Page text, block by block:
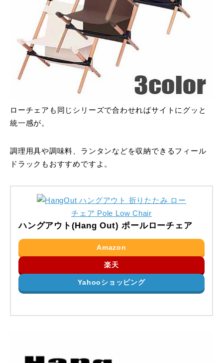
ローチェアも同じシリーズで合わせればサイトにグッと
統一感が。
調理用具や調味料、ランタンなどを収納できるフィール
ドラックもおすすめですよ。
ハングアウト(Hang Out) ポールローチェア
Amazon
楽天
Yahooショッピング